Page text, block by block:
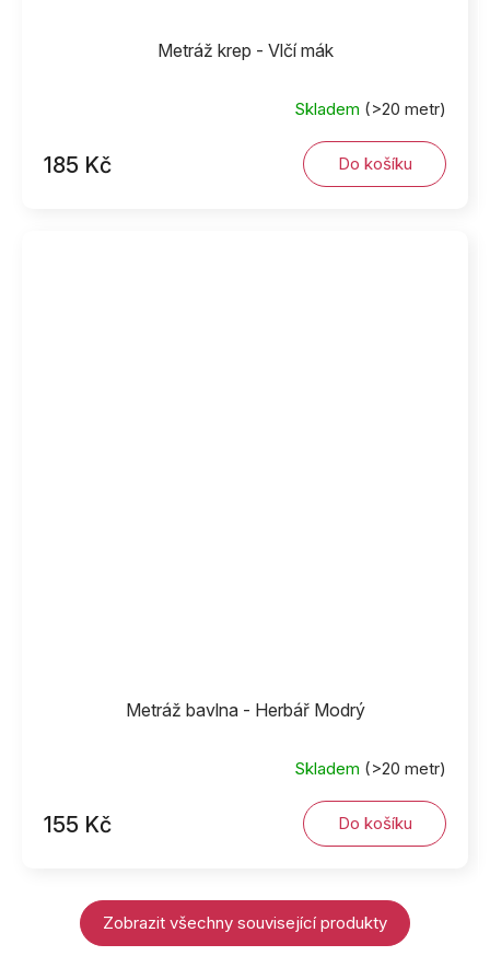
Metráž krep - Vlčí mák
Skladem (>20 metr)
185 Kč Do košíku
Metráž bavlna - Herbář Modrý
Skladem (>20 metr)
155 Kč Do košíku
Zobrazit všechny související produkty